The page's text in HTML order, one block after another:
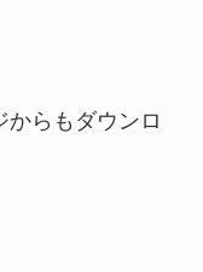
からもダウンロ